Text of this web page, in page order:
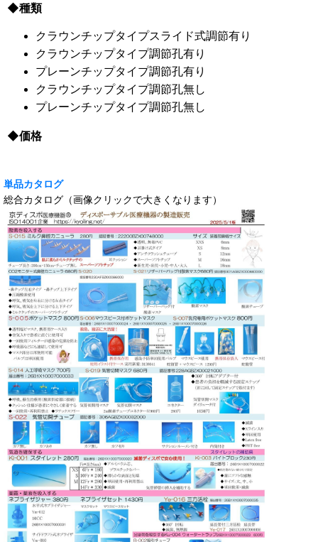
◆種類
クラウンチップタイプスライド式調節有り
クラウンチップタイプ調節孔有り
プレーンチップタイプ調節孔有り
クラウンチップタイプ調節孔無し
プレーンチップタイプ調節孔無し
◆価格
単品カタログ
総合カタログ（画像クリックで大きくなります）